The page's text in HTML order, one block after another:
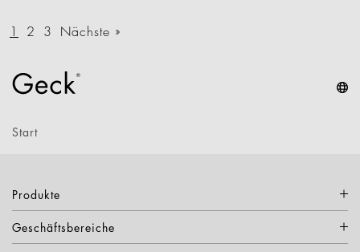
1 2 3 Nächste »
Start
Produkte
Geschäftsbereiche